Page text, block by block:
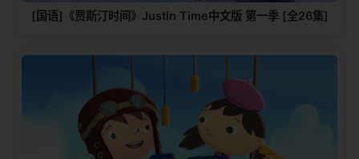
[国语]《贾斯汀时间》Justin Time中文版 第一季 [全26集]